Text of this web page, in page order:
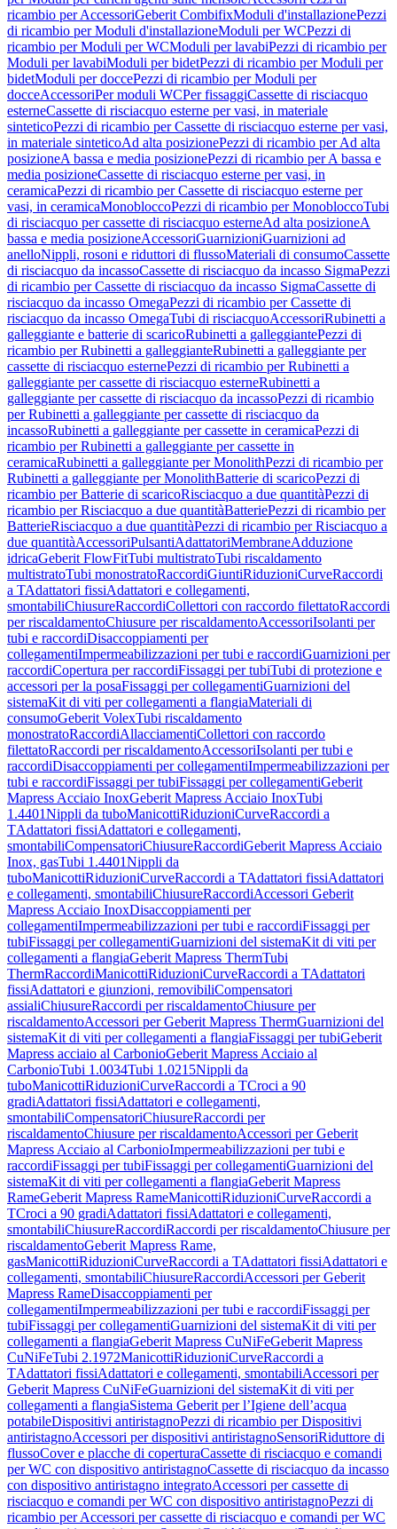
ricambio per AccessoriGeberit CombifixModuli d'installazionePezzi
di ricambio per Moduli d'installazioneModuli per WCPezzi di
ricambio per Moduli per WCModuli per lavabiPezzi di ricambio per
Moduli per lavabiModuli per bidetPezzi di ricambio per Moduli per
bidetModuli per doccePezzi di ricambio per Moduli per
docceAccessoriPer moduli WCPer fissaggiCassette di risciacquo
esterneCassette di risciacquo esterne per vasi, in materiale
sinteticoPezzi di ricambio per Cassette di risciacquo esterne per vasi,
in materiale sinteticoAd alta posizionePezzi di ricambio per Ad alta
posizioneA bassa e media posizionePezzi di ricambio per A bassa e
media posizioneCassette di risciacquo esterne per vasi, in
ceramicaPezzi di ricambio per Cassette di risciacquo esterne per
vasi, in ceramicaMonobloccoPezzi di ricambio per MonobloccoTubi
di risciacquo per cassette di risciacquo esterneAd alta posizioneA
bassa e media posizioneAccessoriGuarnizioniGuarnizioni ad
anelloNippli, rosoni e riduttori di flussoMateriali di consumoCassette
di risciacquo da incassoCassette di risciacquo da incasso SigmaPezzi
di ricambio per Cassette di risciacquo da incasso SigmaCassette di
risciacquo da incasso OmegaPezzi di ricambio per Cassette di
risciacquo da incasso OmegaTubi di risciacquoAccessoriRubinetti a
galleggiante e batterie di scaricoRubinetti a galleggiantePezzi di
ricambio per Rubinetti a galleggianteRubinetti a galleggiante per
cassette di risciacquo esternePezzi di ricambio per Rubinetti a
galleggiante per cassette di risciacquo esterneRubinetti a
galleggiante per cassette di risciacquo da incassoPezzi di ricambio
per Rubinetti a galleggiante per cassette di risciacquo da
incassoRubinetti a galleggiante per cassette in ceramicaPezzi di
ricambio per Rubinetti a galleggiante per cassette in
ceramicaRubinetti a galleggiante per MonolithPezzi di ricambio per
Rubinetti a galleggiante per MonolithBatterie di scaricoPezzi di
ricambio per Batterie di scaricoRisciacquo a due quantitàPezzi di
ricambio per Risciacquo a due quantitàBatteriePezzi di ricambio per
BatterieRisciacquo a due quantitàPezzi di ricambio per Risciacquo a
due quantitàAccessoriPulsantiAdattatoriMembraneAdduzione
idricaGeberit FlowFitTubi multistratoTubi riscaldamento
multistratoTubi monostratoRaccordiGiuntiRiduzioniCurveRaccordi
a TAdattatori fissiAdattatori e collegamenti,
smontabiliChiusureRaccordiCollettori con raccordo filettatoRaccordi
per riscaldamentoChiusure per riscaldamentoAccessoriIsolanti per
tubi e raccordiDisaccoppiamenti per
collegamentiImpermeabilizzazioni per tubi e raccordiGuarnizioni per
raccordiCopertura per raccordiFissaggi per tubiTubi di protezione e
accessori per la posaFissaggi per collegamentiGuarnizioni del
sistemaKit di viti per collegamenti a flangiaMateriali di
consumoGeberit VolexTubi riscaldamento
monostratoRaccordiAllacciamentiCollettori con raccordo
filettatoRaccordi per riscaldamentoAccessoriIsolanti per tubi e
raccordiDisaccoppiamenti per collegamentiImpermeabilizzazioni per
tubi e raccordiFissaggi per tubiFissaggi per collegamentiGeberit
Mapress Acciaio InoxGeberit Mapress Acciaio InoxTubi
1.4401Nippli da tuboManicottiRiduzioniCurveRaccordi a
TAdattatori fissiAdattatori e collegamenti,
smontabiliCompensatoriChiusureRaccordiGeberit Mapress Acciaio
Inox, gasTubi 1.4401Nippli da
tuboManicottiRiduzioniCurveRaccordi a TAdattatori fissiAdattatori
e collegamenti, smontabiliChiusureRaccordiAccessori Geberit
Mapress Acciaio InoxDisaccoppiamenti per
collegamentiImpermeabilizzazioni per tubi e raccordiFissaggi per
tubiFissaggi per collegamentiGuarnizioni del sistemaKit di viti per
collegamenti a flangiaGeberit Mapress ThermTubi
ThermRaccordiManicottiRiduzioniCurveRaccordi a TAdattatori
fissiAdattatori e giunzioni, removibiliCompensatori
assialiChiusureRaccordi per riscaldamentoChiusure per
riscaldamentoAccessori per Geberit Mapress ThermGuarnizioni del
sistemaKit di viti per collegamenti a flangiaFissaggi per tubiGeberit
Mapress acciaio al CarbonioGeberit Mapress Acciaio al
CarbonioTubi 1.0034Tubi 1.0215Nippli da
tuboManicottiRiduzioniCurveRaccordi a TCroci a 90
gradiAdattatori fissiAdattatori e collegamenti,
smontabiliCompensatoriChiusureRaccordi per
riscaldamentoChiusure per riscaldamentoAccessori per Geberit
Mapress Acciaio al CarbonioImpermeabilizzazioni per tubi e
raccordiFissaggi per tubiFissaggi per collegamentiGuarnizioni del
sistemaKit di viti per collegamenti a flangiaGeberit Mapress
RameGeberit Mapress RameManicottiRiduzioniCurveRaccordi a
TCroci a 90 gradiAdattatori fissiAdattatori e collegamenti,
smontabiliChiusureRaccordiRaccordi per riscaldamentoChiusure per
riscaldamentoGeberit Mapress Rame,
gasManicottiRiduzioniCurveRaccordi a TAdattatori fissiAdattatori e
collegamenti, smontabiliChiusureRaccordiAccessori per Geberit
Mapress RameDisaccoppiamenti per
collegamentiImpermeabilizzazioni per tubi e raccordiFissaggi per
tubiFissaggi per collegamentiGuarnizioni del sistemaKit di viti per
collegamenti a flangiaGeberit Mapress CuNiFeGeberit Mapress
CuNiFeTubi 2.1972ManicottiRiduzioniCurveRaccordi a
TAdattatori fissiAdattatori e collegamenti, smontabiliAccessori per
Geberit Mapress CuNiFeGuarnizioni del sistemaKit di viti per
collegamenti a flangiaSistema Geberit per l’Igiene dell’acqua
potabileDispositivi antiristagnoPezzi di ricambio per Dispositivi
antiristagnoAccessori per dispositivi antiristagnoSensoriRiduttore di
flussoCover e placche di coperturaCassette di risciacquo e comandi
per WC con dispositivo antiristagnoCassette di risciacquo da incasso
con dispositivo antiristagno integratoAccessori per cassette di
risciacquo e comandi per WC con dispositivo antiristagnoPezzi di
ricambio per Accessori per cassette di risciacquo e comandi per WC